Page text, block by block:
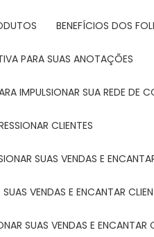
BENEFÍCIOS DOS
PARA SUAS ANOTAÇÕES
IMPULSIONAR SUA REDE DE
CLIENTES
SUAS VENDAS E
VENDAS E ENCANTAR
SUAS VENDAS E ENCANTAR